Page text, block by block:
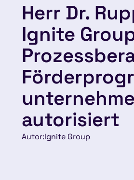
Herr Dr.
Ignite
autorisiert
Autor:Ignite Group